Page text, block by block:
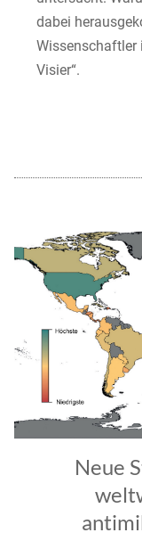
dabei
Wissenschaftler
Visier“.
Neue